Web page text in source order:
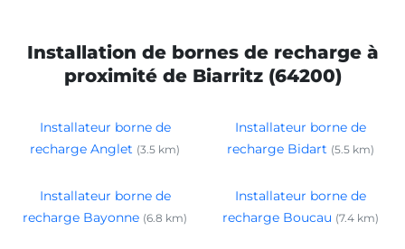
Installation de bornes de recharge à
proximité de Biarritz (64200)
Installateur borne de
recharge Anglet (3.5 km)
Installateur borne de
recharge Bidart (5.5 km)
Installateur borne de
recharge Bayonne (6.8 km)
Installateur borne de
recharge Boucau (7.4 km)